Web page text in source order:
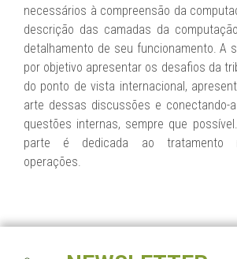
necessários à compreensão da
descrição das camadas da
detalhamento de seu funcionamento. A
por objetivo apresentar os desafios da
do ponto de vista internacional,
arte dessas discussões e conectando-
questões internas, sempre que
parte é dedicada ao tratamento
operações.